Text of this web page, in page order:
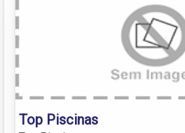
Top Piscinas